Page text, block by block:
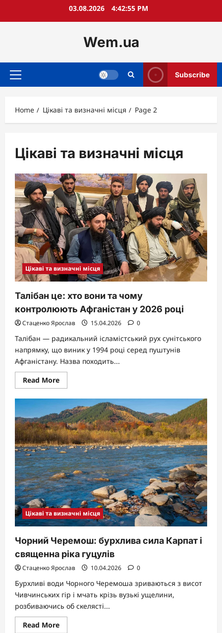
03.08.2026 4:42:56 PM
Wem.ua
Primary
Subscribe
Home Цікаві та визначні місця Page 2
Цікаві та визначні місця
Цікаві та визначні місця
Талібан це: хто вони та чому
контролюють Афганістан у 2026 році
Стаценко Ярослав 15.04.2026 0
Талібан — радикальний ісламістський рух сунітського
напрямку, що виник у 1994 році серед пуштунів
Афганістану. Назва походить...
Read MoreRead
more
Талібан
це:
хто
вони
та
чому
контролюють
Афганістан
у
2026
році
Цікаві та визначні місця
Чорний Черемош: бурхлива сила Карпат і
священна ріка гуцулів
Стаценко Ярослав 10.04.2026 0
Бурхливі води Чорного Черемоша зриваються з висот
Чивчинських гір і мчать крізь вузькі ущелини,
розбиваючись об скелясті...
Read MoreRead